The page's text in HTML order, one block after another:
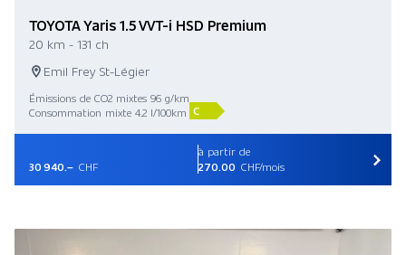
TOYOTA Yaris 1.5 VVT-i HSD Premium
20 km - 131 ch
Emil Frey St-Légier
Émissions de CO2 mixtes 96 g/km
Consommation mixte 4.2 l/100km C
30 940.– CHF
à partir de
270.00 CHF/mois